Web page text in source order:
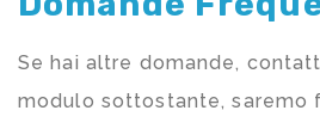
Se hai altre domande,
modulo sottostante, saremo